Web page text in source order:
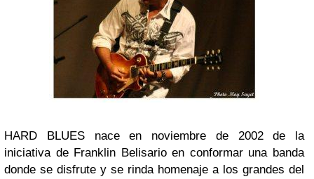
HARD BLUES nace en noviembre de 2002 de la
iniciativa de Franklin Belisario en conformar una banda
donde se disfrute y se rinda homenaje a los grandes del